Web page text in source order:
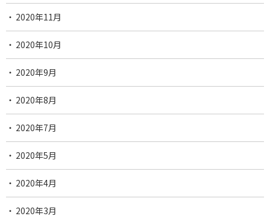
2020年11月
2020年10月
2020年9月
2020年8月
2020年7月
2020年5月
2020年4月
2020年3月